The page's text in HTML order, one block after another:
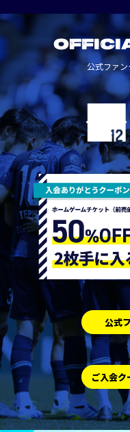
公式ファン
公式
ご入会